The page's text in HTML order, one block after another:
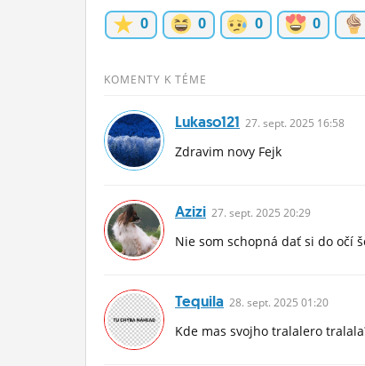
0 0 0 0
KOMENTY K TÉME
Lukaso121 27. sept. 2025 16:58
Zdravim novy Fejk
Azizi 27. sept. 2025 20:29
Nie som schopná dať si do očí
Tequila 28. sept. 2025 01:20
Kde mas svojho tralalero